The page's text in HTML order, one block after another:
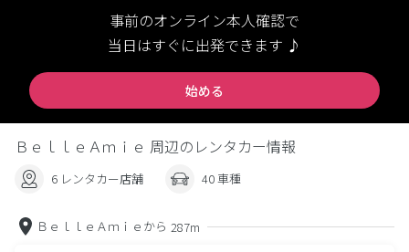
事前のオンライン本人確認で
当日はすぐに出発できます ♪
始める
ＢｅｌｌｅＡｍｉｅ 周辺のレンタカー情報
6 レンタカー店舗 40 車種
ＢｅｌｌｅＡｍｉｅから 287m